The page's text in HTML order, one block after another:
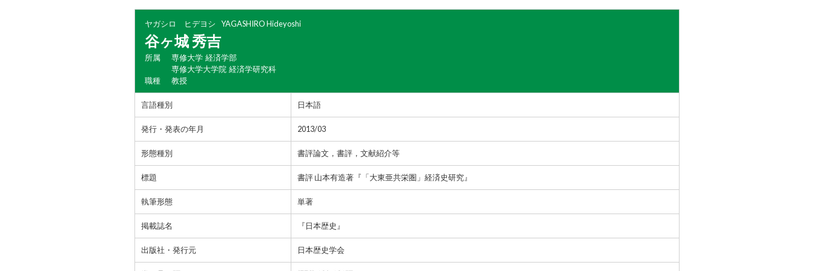
ヤガシロ ヒデヨシ YAGASHIRO Hideyoshi
谷ヶ城 秀吉
所属
専修大学 経済学部
専修大学大学院 経済学研究科
職種
教授
言語種別 日本語
発行・発表の年月 2013/03
形態種別 書評論文，書評，文献紹介等
標題 書評 山本有造著『「大東亜共栄圏」経済史研究』
執筆形態 単著
掲載誌名 『日本歴史』
出版社・発行元 日本歴史学会